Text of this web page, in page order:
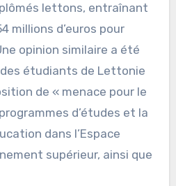
lettons, entraînant
millions d’euros pour
opinion similaire a été
des étudiants de Lettonie
de « menace pour le
d’études et la
dans l’Espace
supérieur, ainsi que